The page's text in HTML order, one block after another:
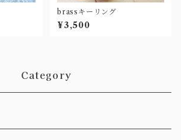
brassキーリング
¥3,500
Category